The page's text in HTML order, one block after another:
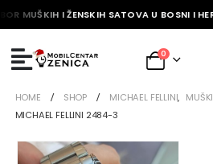
MUŠKIH I ŽENSKIH SATOVA U BOSNI I
0
HOME SHOP MICHAEL FELLINI,
MICHAEL FELLINI 2484-3